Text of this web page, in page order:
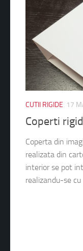
CUTII RIGIDE 17
Coperti
Coperta din
realizata din
interior se pot
realizandu-se